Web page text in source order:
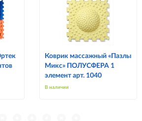
Коврик массажный «Пазлы
Микс» ПОЛУСФЕРА 1
элемент арт. 1040
В наличии